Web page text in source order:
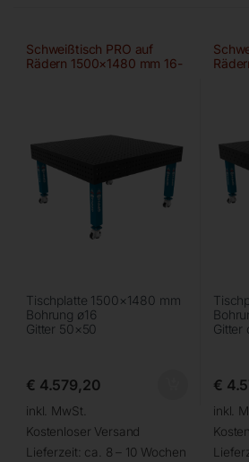
Schweißtisch PRO auf
Rädern 1500×1480 mm 16-
Tischplatte 1500×1480 mm
Bohrung ø16
Gitter 50×50
€ 4.579,20
inkl. MwSt.
Kostenloser Versand
Lieferzeit: ca. 8 – 10 Wochen
Gitter
€
inkl.